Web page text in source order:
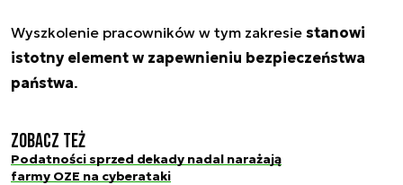
Wyszkolenie pracowników w tym zakresie stanowi
istotny element w zapewnieniu bezpieczeństwa
państwa.
Zobacz też
Podatności sprzed dekady nadal narażają
farmy OZE na cyberataki